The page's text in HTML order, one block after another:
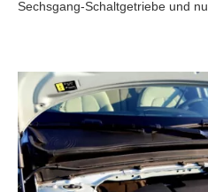
Sechsgang-Schaltgetriebe und